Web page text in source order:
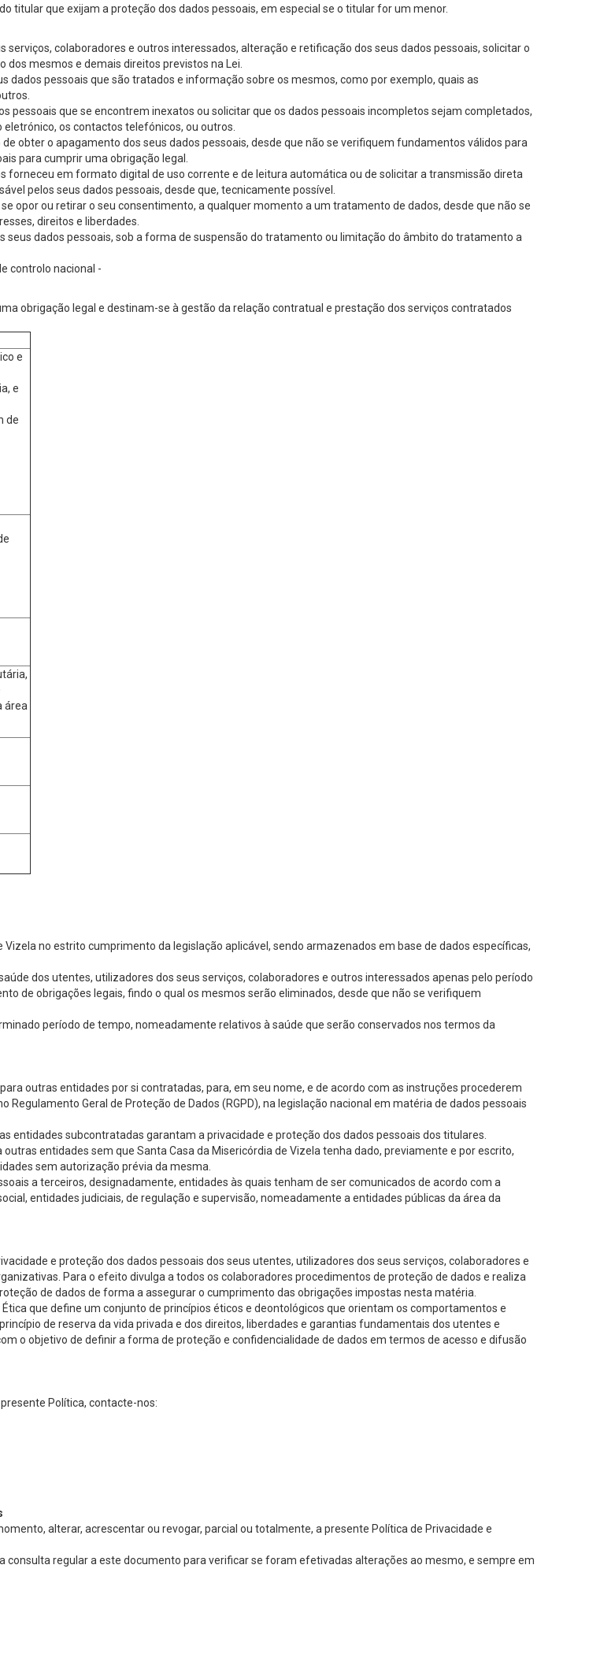
titular que exijam a proteção dos dados pessoais, em especial se o titular for um menor.
colaboradores e outros interessados, alteração e retificação dos seus dados pessoais, solicitar o
mesmos e demais direitos previstos na Lei.
dados pessoais que são tratados e informação sobre os mesmos, como por exemplo, quais as
pessoais que se encontrem inexatos ou solicitar que os dados pessoais incompletos sejam completados,
os contactos telefónicos, ou outros.
obter o apagamento dos seus dados pessoais, desde que não se verifiquem fundamentos válidos para
para cumprir uma obrigação legal.
forneceu em formato digital de uso corrente e de leitura automática ou de solicitar a transmissão direta
pelos seus dados pessoais, desde que, tecnicamente possível.
opor ou retirar o seu consentimento, a qualquer momento a um tratamento de dados, desde que não se
direitos e liberdades.
seus dados pessoais, sob a forma de suspensão do tratamento ou limitação do âmbito do tratamento a
controlo nacional -
obrigação legal e destinam-se à gestão da relação contratual e prestação dos serviços contratados
e
e
de
área
no estrito cumprimento da legislação aplicável, sendo armazenados em base de dados específicas,
dos utentes, utilizadores dos seus serviços, colaboradores e outros interessados apenas pelo período
de obrigações legais, findo o qual os mesmos serão eliminados, desde que não se verifiquem
período de tempo, nomeadamente relativos à saúde que serão conservados nos termos da
outras entidades por si contratadas, para, em seu nome, e de acordo com as instruções procederem
Geral de Proteção de Dados (RGPD), na legislação nacional em matéria de dados pessoais
entidades subcontratadas garantam a privacidade e proteção dos dados pessoais dos titulares.
entidades sem que Santa Casa da Misericórdia de Vizela tenha dado, previamente e por escrito,
sem autorização prévia da mesma.
a terceiros, designadamente, entidades às quais tenham de ser comunicados de acordo com a
entidades judiciais, de regulação e supervisão, nomeadamente a entidades públicas da área da
e proteção dos dados pessoais dos seus utentes, utilizadores dos seus serviços, colaboradores e
Para o efeito divulga a todos os colaboradores procedimentos de proteção de dados e realiza
de dados de forma a assegurar o cumprimento das obrigações impostas nesta matéria.
que define um conjunto de princípios éticos e deontológicos que orientam os comportamentos e
de reserva da vida privada e dos direitos, liberdades e garantias fundamentais dos utentes e
o objetivo de definir a forma de proteção e confidencialidade de dados em termos de acesso e difusão
Política, contacte-nos:
alterar, acrescentar ou revogar, parcial ou totalmente, a presente Política de Privacidade e
consulta regular a este documento para verificar se foram efetivadas alterações ao mesmo, e sempre em